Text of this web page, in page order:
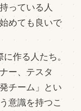
っている人
めても良いで
作る人たち。
ー、テスタ
チーム」とい
意識を持つこ